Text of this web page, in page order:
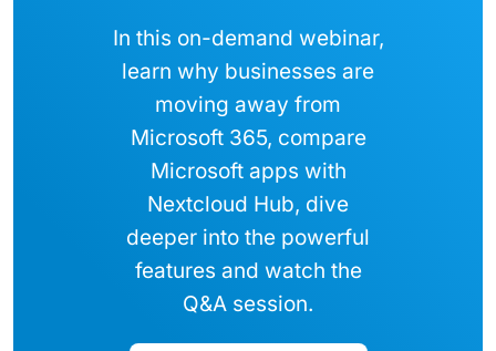
In this on-demand webinar,
learn why businesses are
moving away from
Microsoft 365, compare
Microsoft apps with
Nextcloud Hub, dive
deeper into the powerful
features and watch the
Q&A session.